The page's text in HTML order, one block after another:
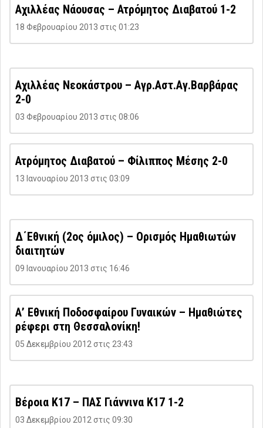
Αχιλλέας Νάουσας – Ατρόμητος Διαβατού 1-2
18 Φεβρουαρίου 2013 στις 01:23
Αχιλλέας Νεοκάστρου – Αγρ.Αστ.Αγ.Βαρβάρας
2-0
03 Φεβρουαρίου 2013 στις 08:06
Ατρόμητος Διαβατού – Φίλιππος Μέσης 2-0
13 Ιανουαρίου 2013 στις 03:09
Δ΄Εθνική (2ος όμιλος) – Ορισμός Ημαθιωτών
διαιτητών
09 Ιανουαρίου 2013 στις 16:46
Α’ Εθνική Ποδοσφαίρου Γυναικών – Ημαθιώτες
ρέφερι στη Θεσσαλονίκη!
05 Δεκεμβρίου 2012 στις 23:43
Βέροια Κ17 – ΠΑΣ Γιάννινα Κ17 1-2
03 Δεκεμβρίου 2012 στις 09:30